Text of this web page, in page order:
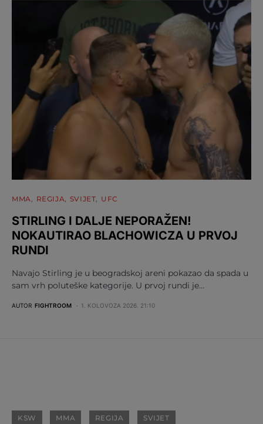
MMA REGIJA SVIJET UFC
STIRLING I DALJE NEPORAŽEN!
NOKAUTIRAO BLACHOWICZA U PRVOJ
RUNDI
Navajo Stirling je u beogradskoj areni pokazao da spada u
sam vrh poluteške kategorije. U prvoj rundi je…
AUTOR FIGHTROOM 1. KOLOVOZA 2026. 21:10
KSW MMA REGIJA SVIJET